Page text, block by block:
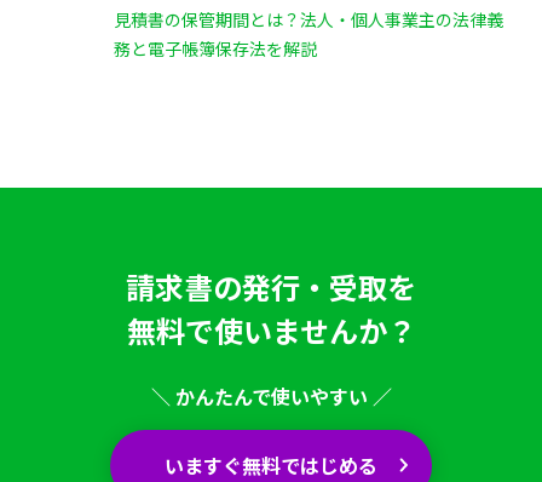
見積書の保管期間とは？法人・個人事業主の法律義
務と電子帳簿保存法を解説
請求書の発行・受取を
無料で使いませんか？
＼ かんたんで使いやすい ／
いますぐ無料ではじめる